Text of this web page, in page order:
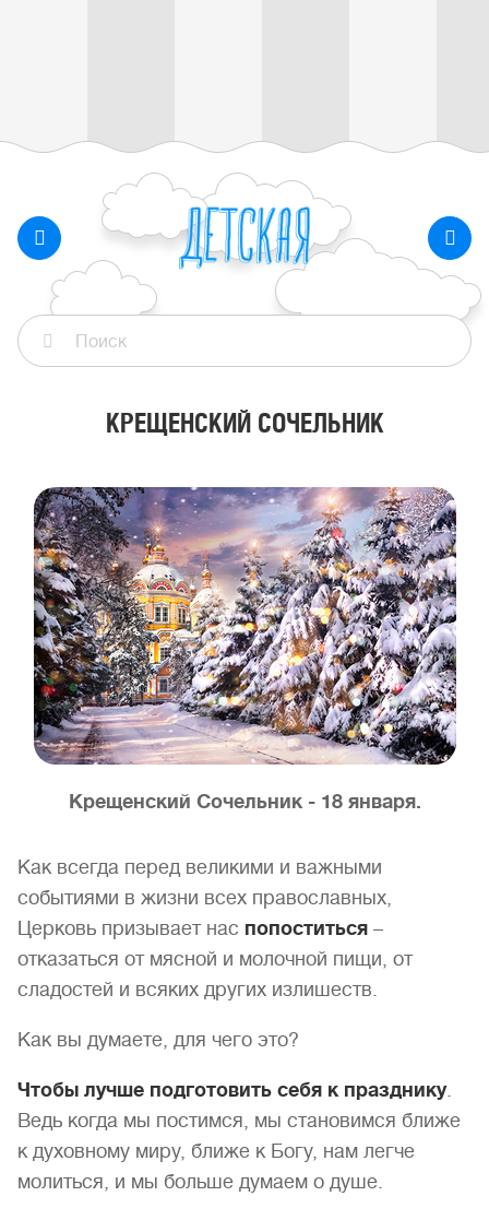
КРЕЩЕНСКИЙ СОЧЕЛЬНИК
Крещенский Сочельник - 18 января.
Как всегда перед великими и важными
событиями в жизни всех православных,
Церковь призывает нас попоститься –
отказаться от мясной и молочной пищи, от
сладостей и всяких других излишеств.
Как вы думаете, для чего это?
Чтобы лучше подготовить себя к празднику.
Ведь когда мы постимся, мы становимся ближе
к духовному миру, ближе к Богу, нам легче
молиться, и мы больше думаем о душе.